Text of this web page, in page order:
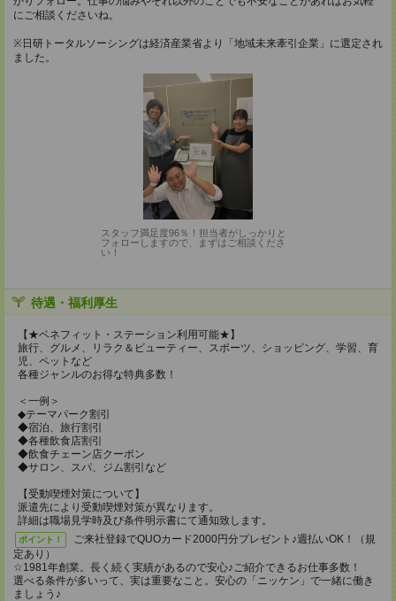
にご相談くださいね。
※日研トータルソーシングは経済産業省より「地域未来牽引企業」に選定され
ました。
スタッフ満足度96％！担当者がしっかりと
フォローしますので、まずはご相談くださ
い！
待遇・福利厚生
【★ベネフィット・ステーション利用可能★】
旅行、グルメ、リラク＆ビューティー、スポーツ、ショッピング、学習、育
児、ペットなど
各種ジャンルのお得な特典多数！
＜一例＞
◆テーマパーク割引
◆宿泊、旅行割引
◆各種飲食店割引
◆飲食チェーン店クーポン
◆サロン、スパ、ジム割引など
【受動喫煙対策について】
派遣先により受動喫煙対策が異なります。
詳細は職場見学時及び条件明示書にて通知致します。
ポイント！
ご来社登録でQUOカード2000円分プレゼント♪週払いOK！（規
定あり）
☆1981年創業。長く続く実績があるので安心♪ご紹介できるお仕事多数！
選べる条件が多いって、実は重要なこと。安心の「ニッケン」で一緒に働き
ましょう♪